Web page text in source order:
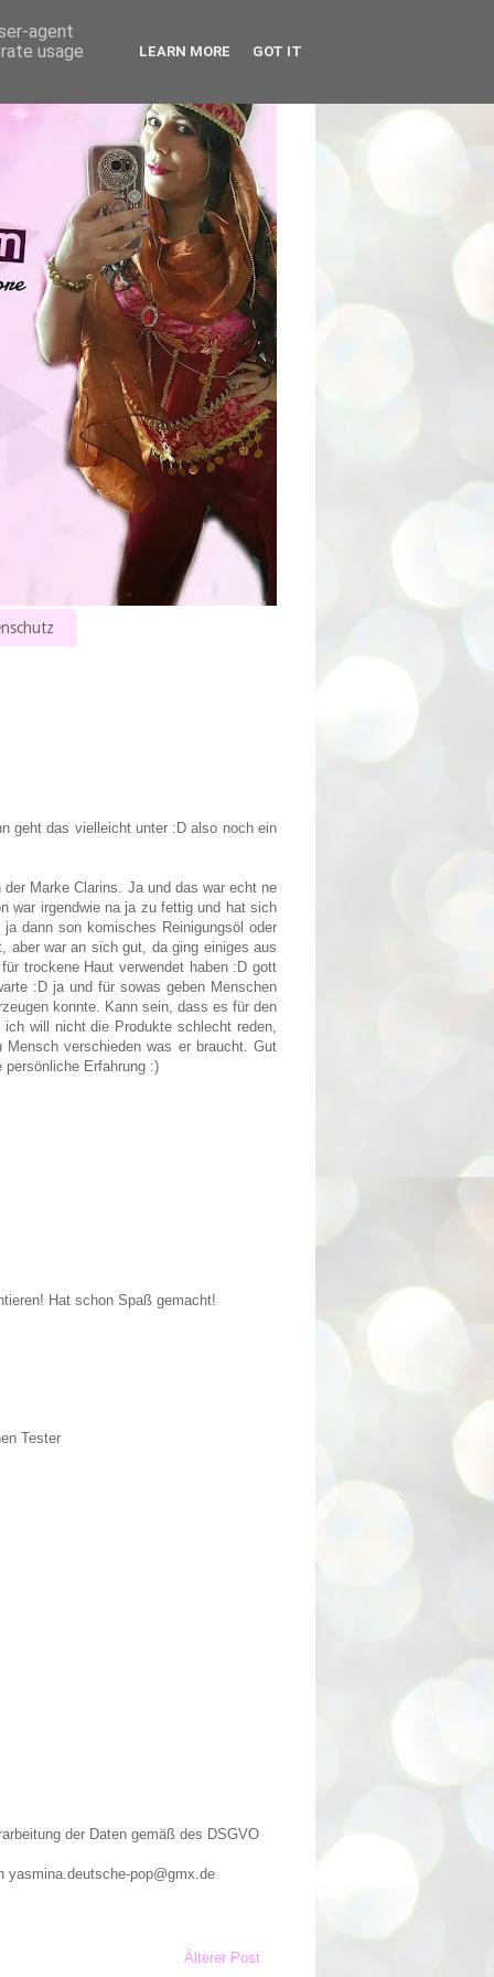
geht das vielleicht unter :D also noch ein
Marke Clarins. Ja und das war echt ne
war irgendwie na ja zu fettig und hat sich
dann son komisches Reinigungsöl oder
aber war an sich gut, da ging einiges aus
trockene Haut verwendet haben :D gott
:D ja und für sowas geben Menschen
konnte. Kann sein, dass es für den
will nicht die Produkte schlecht reden,
verschieden was er braucht. Gut
Erfahrung :)
Hat schon Spaß gemacht!
Tester
der Daten gemäß des DSGVO
yasmina.deutsche-pop@gmx.de
Älterer Post
agent
usage
LEARN MORE GOT IT